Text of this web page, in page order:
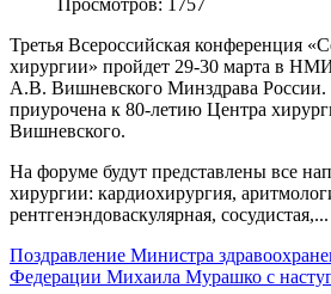
Просмотров:
1757
Третья Всероссийская конференция
хирургии» пройдет 29-30 марта в
А.В. Вишневского Минздрава России.
приурочена к 80-летию Центра
Вишневского.
На форуме будут представлены все
хирургии: кардиохирургия,
рентгенэндоваскулярная, сосудистая,...
Поздравление Министра
Федерации Михаила Мурашко с